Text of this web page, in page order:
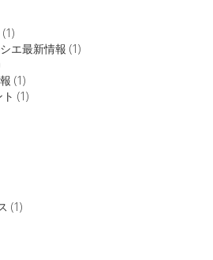
(1)
エ最新情報 (1)
(1)
(1)
(1)